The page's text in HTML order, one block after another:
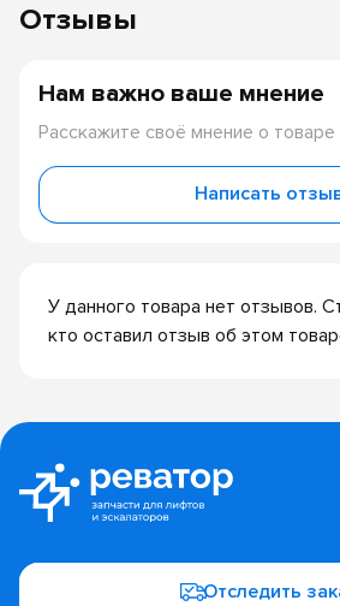
Отзывы
У данного товара нет отзывов.
кто оставил отзыв об этом
Нам важно ваше мнение
Расскажите своё мнение о товаре
Написать
Отследить